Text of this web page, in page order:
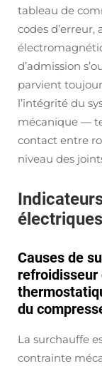
tableau de
codes
d’admission
parvient
l’intégrité du
mécanique —
contact entre
niveau des
Causes de
refroidisseur
du
La surchauffe
contrainte